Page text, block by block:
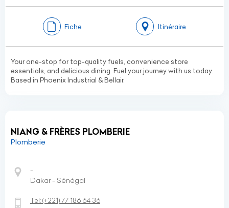
Fiche Itinéraire
Your one-stop for top-quality fuels, convenience store
essentials, and delicious dining. Fuel your journey with us today.
Based in Phoenix Industrial & Bellair.
NIANG & FRÈRES PLOMBERIE
Plomberie
-
Dakar - Sénégal
Tel:(+221)77 186 64 36